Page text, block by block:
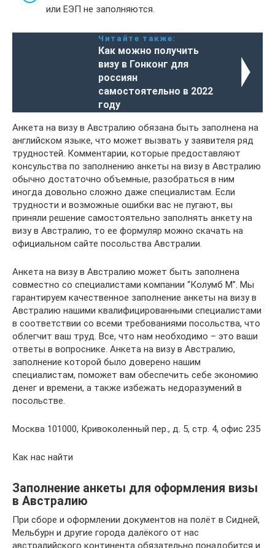
или ЕЭП не заполняются.
Читайте также:
Как можно получить
визу в Гонконг для
россиян
самостоятельно в 2022
году
Анкета на визу в Австралию обязана быть заполнена на
английском языке, что может вызвать у заявителя ряд
трудностей. Комментарии, которые предоставляют
консульства по заполнению анкеты на визу в Австралию
обычно достаточно объемные, разобраться в ним
иногда довольно сложно даже специалистам. Если
трудности и возможные ошибки вас не пугают, вы
приняли решение самостоятельно заполнять анкету на
визу в Австралию, то ее формуляр можно скачать на
официальном сайте посольства Австралии.
Анкета на визу в Австралию может быть заполнена
совместно со специалистами компании “Колумб М”. Мы
гарантируем качественное заполнение анкеты на визу в
Австралию нашими квалифицированными специалистами
в соответствии со всеми требованиями посольства, что
облегчит ваш труд. Все, что нам необходимо – это ваши
ответы в вопроснике. Анкета на визу в Австралию,
заполнение которой было доверено нашим
специалистам, поможет вам обеспечить себе экономию
денег и времени, а также избежать недоразумений в
посольстве.
Москва 101000, Кривоколенный пер., д. 5, стр. 4, офис 235
Как нас найти
Заполнение анкеты для оформления визы
в Австралию
При сборе и оформлении документов на полёт в Сидней,
Мельбурн и другие города далёкого от нас
австралийского континента обязательно понадобится и